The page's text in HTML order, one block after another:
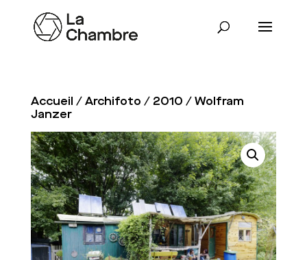
Accueil /Archifoto / 2010 / Wolfram
Janzer